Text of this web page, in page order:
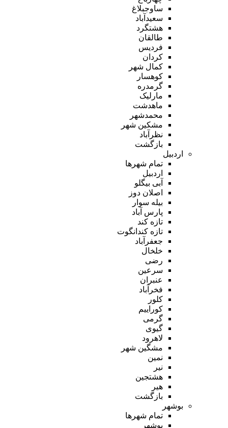
ساوجبلاغ
سعیدآباد
هشتگرد
طالقان
فردیس
کردان
کمال شهر
کوهسار
گرمدره
مارلیک
ماهدشت
محمدشهر
مشکین شهر
نظرآباد
بازگشت
اردبیل
تمام شهر‌ها
اردبیل
آبی بیگلو
اصلان دوز
بیله سوار
پارس آباد
تازه کند
تازه کندانگوت
جعفرآباد
خلخال
رضی
سرعین
عنبران
فخرآباد
کلور
کوراییم
گرمی
گیوی
لاهرود
مشگین شهر
نمین
نیر
هشتجین
هیر
بازگشت
بوشهر
تمام شهر‌ها
بوشهر